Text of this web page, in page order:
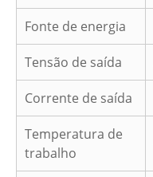
Fonte de energia
Tensão de saída
Corrente de saída
Temperatura de
trabalho